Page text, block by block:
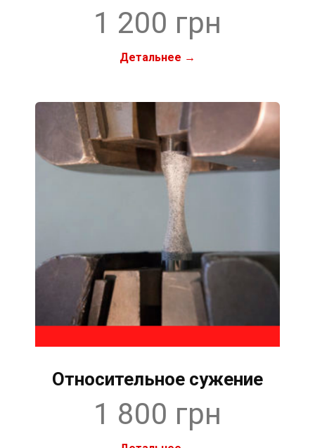
1 200 грн
Детальнее →
Относительное сужение
1 800 грн